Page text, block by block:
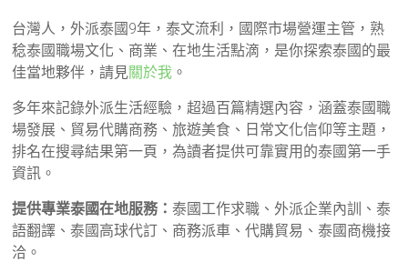
台灣人，外派泰國9年，泰文流利，國際市場營運主管，熟
稔泰國職場文化、商業、在地生活點滴，是你探索泰國的最
佳當地夥伴，請見關於我 。
多年來記錄外派生活經驗，超過百篇精選內容，涵蓋泰國職
場發展、貿易代購商務、旅遊美食、日常文化信仰等主題，
排名在搜尋結果第一頁，為讀者提供可靠實用的泰國第一手
資訊。
提供專業泰國在地服務：泰國工作求職、外派企業內訓、泰
語翻譯、泰國高球代訂、商務派車、代購貿易、泰國商機接
洽。